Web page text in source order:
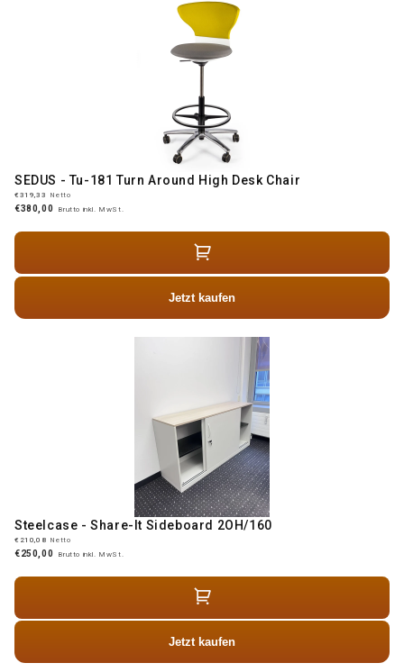
SEDUS - Tu-181 Turn Around High Desk Chair
€319,33 Netto
€380,00 Brutto inkl. MwSt.
Jetzt kaufen
Steelcase - Share-It Sideboard 2OH/160
€210,08 Netto
€250,00 Brutto inkl. MwSt.
Jetzt kaufen